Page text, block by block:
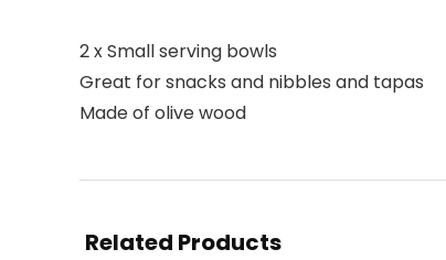
2 x Small serving bowls
Great for snacks and nibbles and tapas
Made of olive wood
Related Products